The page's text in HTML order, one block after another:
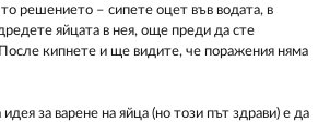
решението – сипете оцет във водата, в
яйцата в нея, още преди да сте
кипнете и ще видите, че поражения няма
за варене на яйца (но този път здрави) е да